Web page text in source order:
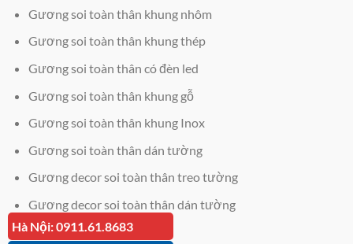
Gương soi toàn thân khung nhôm
Gương soi toàn thân khung thép
Gương soi toàn thân có đèn led
Gương soi toàn thân khung gỗ
Gương soi toàn thân khung Inox
Gương soi toàn thân dán tường
Gương decor soi toàn thân treo tường
Gương decor soi toàn thân dán tường
Giá kính cường lực 12mm
Hà Nội: 0911.61.8683